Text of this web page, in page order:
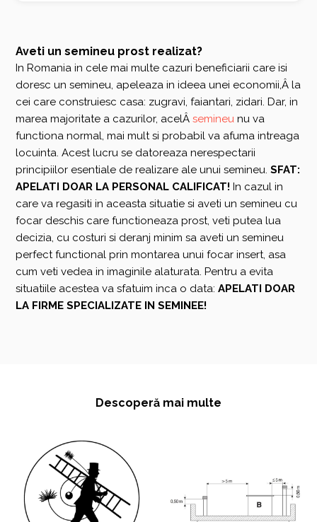
Aveti un semineu prost realizat?
In Romania in cele mai multe cazuri beneficiarii care isi
doresc un semineu, apeleaza in ideea unei economii,Â la
cei care construiesc casa: zugravi, faiantari, zidari. Dar, in
marea majoritate a cazurilor, acelÂsemineu nu va
functiona normal, mai mult si probabil va afuma intreaga
locuinta. Acest lucru se datoreaza nerespectarii
principiilor esentiale de realizare ale unui semineu.SFAT:
APELATI DOAR LA PERSONAL CALIFICAT! In cazul in
care va regasiti in aceasta situatie si aveti un semineu cu
focar deschis care functioneaza prost, veti putea lua
decizia, cu costuri si deranj minim sa aveti un semineu
perfect functional prin montarea unui focar insert, asa
cum veti vedea in imaginile alaturata. Pentru a evita
situatiile acestea va sfatuim inca o data:APELATI DOAR
LA FIRME SPECIALIZATE IN SEMINEE!
Descoperă mai multe